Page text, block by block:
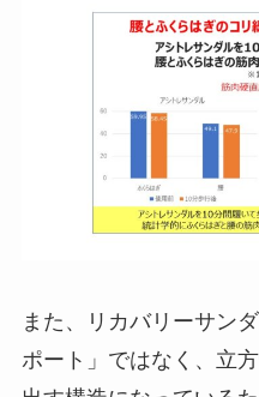
また、リカバリーサン
ポート」ではなく、立